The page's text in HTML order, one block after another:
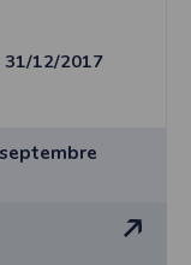
31/12/2017